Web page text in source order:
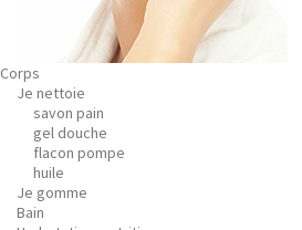
Corps
Je nettoie
savon pain
gel douche
flacon pompe
huile
Je gomme
Bain